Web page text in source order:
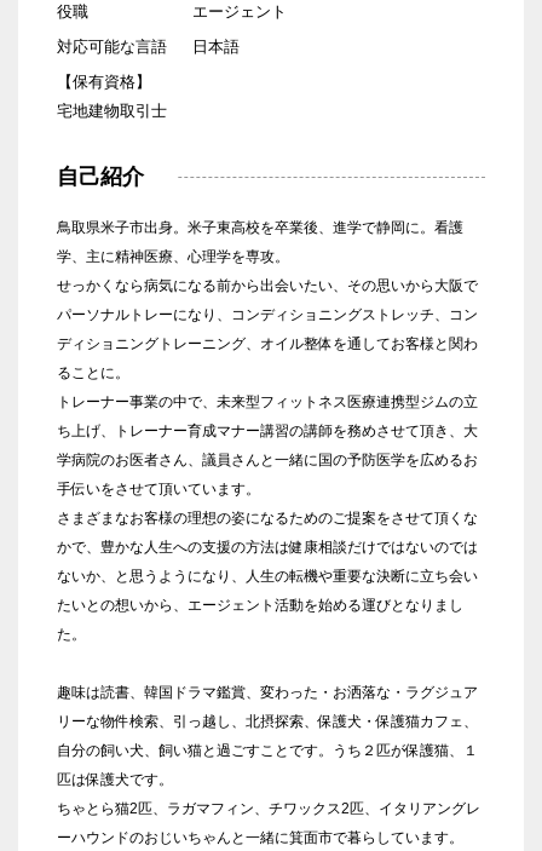
役職
エージェント
対応可能な言語
日本語
【保有資格】
宅地建物取引士
自己紹介
鳥取県米子市出身。米子東高校を卒業後、進学で静岡に。看護
学、主に精神医療、心理学を専攻。
せっかくなら病気になる前から出会いたい、その思いから大阪で
パーソナルトレーになり、コンディショニングストレッチ、コン
ディショニングトレーニング、オイル整体を通してお客様と関わ
ることに。
トレーナー事業の中で、未来型フィットネス医療連携型ジムの立
ち上げ、トレーナー育成マナー講習の講師を務めさせて頂き、大
学病院のお医者さん、議員さんと一緒に国の予防医学を広めるお
手伝いをさせて頂いています。
さまざまなお客様の理想の姿になるためのご提案をさせて頂くな
かで、豊かな人生への支援の方法は健康相談だけではないのでは
ないか、と思うようになり、人生の転機や重要な決断に立ち会い
たいとの想いから、エージェント活動を始める運びとなりまし
た。
趣味は読書、韓国ドラマ鑑賞、変わった・お洒落な・ラグジュア
リーな物件検索、引っ越し、北摂探索、保護犬・保護猫カフェ、
自分の飼い犬、飼い猫と過ごすことです。うち２匹が保護猫、１
匹は保護犬です。
ちゃとら猫2匹、ラガマフィン、チワックス2匹、イタリアングレ
ーハウンドのおじいちゃんと一緒に箕面市で暮らしています。